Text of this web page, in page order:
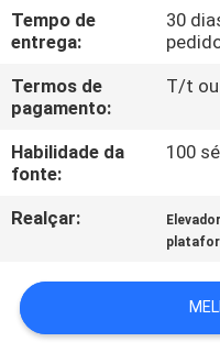
CONTACTE-
NOS
NOTÍCIAS
ORÇAMENTO
MAPA
DO
Tempo de
entrega:
30
Termos de
pagamento:
T/t
Habilidade da
fonte:
100
Realçar: